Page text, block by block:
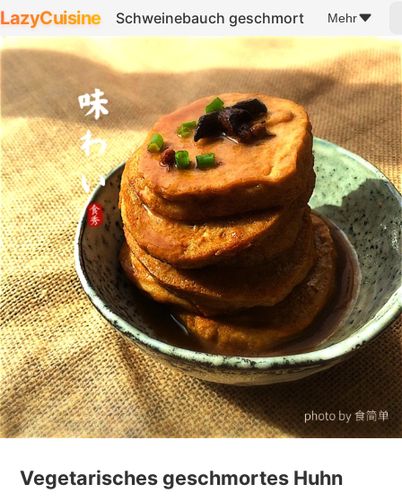
LazyCuisine Schweinebauch geschmort Mehr
Vegetarisches geschmortes Huhn